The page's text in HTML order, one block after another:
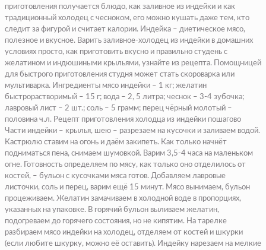
приготовления получается блюдо, как заливное из индейки и как
традиционный холодец с чесноком, его можно кушать даже тем, кто
следит за фигурой и считает калории. Индейка – диетическое мясо,
полезное и вкусное. Варить заливное-холодец из индейки в домашних
условиях просто, как приготовить вкусно и правильно студень с
желатином и индюшиными крыльями, узнайте из рецепта. Помощницей
для быстрого приготовления студня может стать скороварка или
мультиварка. Ингредиенты мясо индейки – 1 кг; желатин
быстрорастворимый – 15 г; вода – 2, 5 литра; чеснок – 3-4 зубочка;
лавровый лист – 2 шт.; соль – 5 грамм; перец чёрный молотый –
половина ч.л. Рецепт приготовления холодца из индейки пошагово
Части индейки – крылья, шею – разрезаем на кусочки и заливаем водой.
Кастрюлю ставим на огонь и даём закипеть. Как только начнёт
подниматься пена, снимаем шумовкой. Варим 3,5-4 часа на маленьком
огне. Готовность определяем по мясу, как только оно отделилось от
костей, – бульон с кусочками мяса готов. Добавляем лавровые
листочки, соль и перец, варим ещё 15 минут. Мясо вынимаем, бульон
процеживаем. Желатин замачиваем в холодной воде в пропорциях,
указанных на упаковке. В горячий бульон выливаем желатин,
подогреваем до горячего состояния, но не кипятим. На тарелке
разбираем мясо индейки на холодец, отделяем от костей и шкурки
(если любите шкурку, можно её оставить). Индейку нарезаем на мелкие